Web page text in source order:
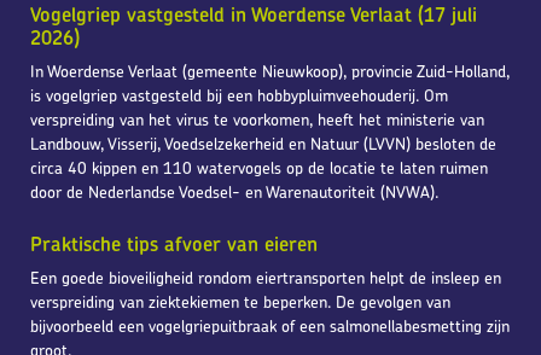
Vogelgriep vastgesteld in Woerdense Verlaat (17 juli
2026)
In Woerdense Verlaat (gemeente Nieuwkoop), provincie Zuid-Holland,
is vogelgriep vastgesteld bij een hobbypluimveehouderij. Om
verspreiding van het virus te voorkomen, heeft het ministerie van
Landbouw, Visserij, Voedselzekerheid en Natuur (LVVN) besloten de
circa 40 kippen en 110 watervogels op de locatie te laten ruimen
door de Nederlandse Voedsel- en Warenautoriteit (NVWA).
Praktische tips afvoer van eieren
Een goede bioveiligheid rondom eiertransporten helpt de insleep en
verspreiding van ziektekiemen te beperken. De gevolgen van
bijvoorbeeld een vogelgriepuitbraak of een salmonellabesmetting zijn
groot.